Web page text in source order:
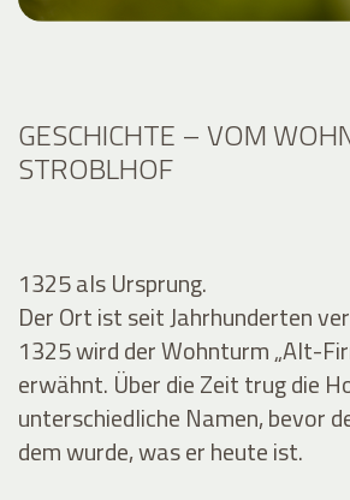
GESCHICHTE – VOM
STROBLHOF
1325 als Ursprung.
Der Ort ist seit Jahrhunderten
1325 wird der Wohnturm „Alt-
erwähnt. Über die Zeit trug die
unterschiedliche Namen, bevor
dem wurde, was er heute ist.